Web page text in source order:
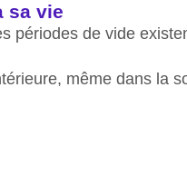
sa vie
périodes de vide
même dans la